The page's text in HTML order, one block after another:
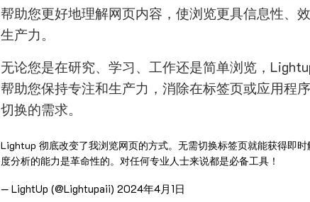
帮助您更好地理解网页内容，使浏览更具信息性、
生产力。
无论您是在研究、学习、工作还是简单浏览，
帮助您保持专注和生产力，消除在标签页或应用程
切换的需求。
Lightup 彻底改变了我浏览网页的方式。无需切换标签页就能获得即时
度分析的能力是革命性的。对任何专业人士来说都是必备工具！
— LightUp (@Lightupaii) 2024年4月1日